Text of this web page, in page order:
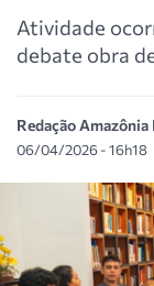
Atividade
debate obra
Redação
06/04/2026 - 16h18